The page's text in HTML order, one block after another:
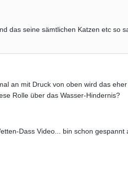
das seine sämtlichen Katzen etc so
an mit Druck von oben wird das eher
Rolle über das Wasser-Hindernis?
Dass Video... bin schon gespannt